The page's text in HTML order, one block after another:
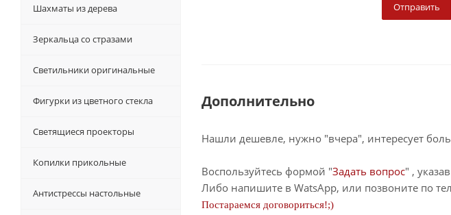
Дополнительно
Нашли дешевле, нужно "вчера", интересует
Воспользуйтесь формой "Задать вопрос" ,
Либо напишите в WatsApp, или позвоните по
Постараемся договориться!;)
Шахматы из дерева
Зеркальца со стразами
Светильники оригинальные
Фигурки из цветного стекла
Светящиеся проекторы
Копилки прикольные
Антистрессы настольные